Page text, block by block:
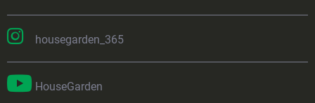
housegarden_365
HouseGarden